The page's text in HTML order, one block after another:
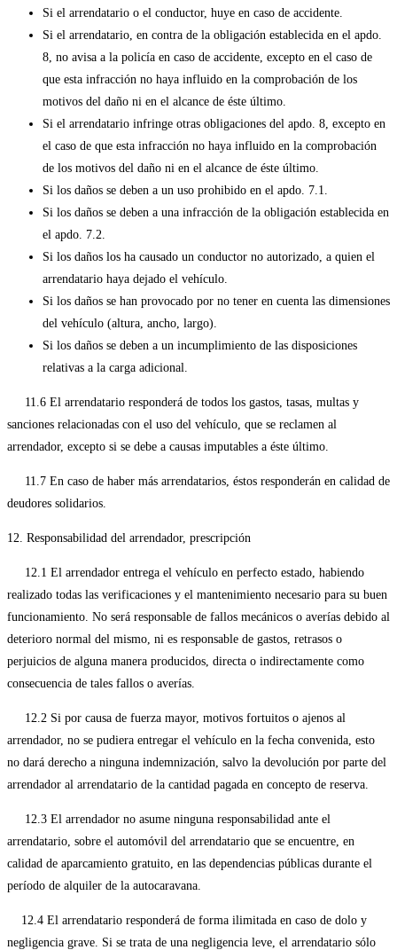
Si el arrendatario o el conductor, huye en caso de accidente.
Si el arrendatario, en contra de la obligación establecida en el apdo.
8, no avisa a la policía en caso de accidente, excepto en el caso de
que esta infracción no haya influido en la comprobación de los
motivos del daño ni en el alcance de éste último.
Si el arrendatario infringe otras obligaciones del apdo. 8, excepto en
el caso de que esta infracción no haya influido en la comprobación
de los motivos del daño ni en el alcance de éste último.
Si los daños se deben a un uso prohibido en el apdo. 7.1.
Si los daños se deben a una infracción de la obligación establecida en
el apdo. 7.2.
Si los daños los ha causado un conductor no autorizado, a quien el
arrendatario haya dejado el vehículo.
Si los daños se han provocado por no tener en cuenta las dimensiones
del vehículo (altura, ancho, largo).
Si los daños se deben a un incumplimiento de las disposiciones
relativas a la carga adicional.
11.6 El arrendatario responderá de todos los gastos, tasas, multas y
sanciones relacionadas con el uso del vehículo, que se reclamen al
arrendador, excepto si se debe a causas imputables a éste último.
11.7 En caso de haber más arrendatarios, éstos responderán en calidad de
deudores solidarios.
12. Responsabilidad del arrendador, prescripción
12.1 El arrendador entrega el vehículo en perfecto estado, habiendo
realizado todas las verificaciones y el mantenimiento necesario para su buen
funcionamiento. No será responsable de fallos mecánicos o averías debido al
deterioro normal del mismo, ni es responsable de gastos, retrasos o
perjuicios de alguna manera producidos, directa o indirectamente como
consecuencia de tales fallos o averías.
12.2 Si por causa de fuerza mayor, motivos fortuitos o ajenos al
arrendador, no se pudiera entregar el vehículo en la fecha convenida, esto
no dará derecho a ninguna indemnización, salvo la devolución por parte del
arrendador al arrendatario de la cantidad pagada en concepto de reserva.
12.3 El arrendador no asume ninguna responsabilidad ante el
arrendatario, sobre el automóvil del arrendatario que se encuentre, en
calidad de aparcamiento gratuito, en las dependencias públicas durante el
período de alquiler de la autocaravana.
12.4 El arrendatario responderá de forma ilimitada en caso de dolo y
negligencia grave. Si se trata de una negligencia leve, el arrendatario sólo